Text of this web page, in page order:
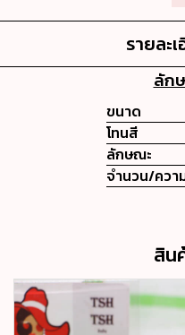
รายละ
ลัก
ขนาด
โทนสี
ลักษณะ
จำนวน/ควา
สิน